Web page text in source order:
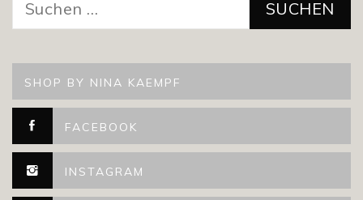
nach:
SHOP BY NINA KAEMPF
FACEBOOK
INSTAGRAM